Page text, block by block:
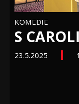
KOMEDIE
S
23.5.2025